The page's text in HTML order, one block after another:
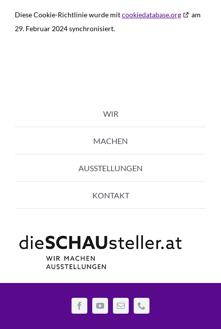
Diese Cookie-Richtlinie wurde mitcookiedatabase.org
am
29. Februar 2024 synchronisiert.
WIR
MACHEN
AUSSTELLUNGEN
KONTAKT